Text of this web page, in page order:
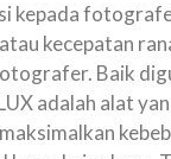
kepada
kecepatan
Baik
adalah alat